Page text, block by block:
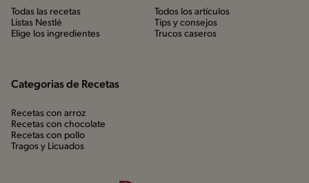
Todas las recetas
Listas Nestlé
Elige los ingredientes
Todos los artículos
Tips y consejos
Trucos caseros
Categorias de Recetas
Recetas con arroz
Recetas con chocolate
Recetas con pollo
Tragos y Licuados